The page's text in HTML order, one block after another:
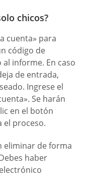
chicos?
cuenta» para
código de
informe. En caso
de entrada,
Ingrese el
Se harán
en el botón
el proceso.
eliminar de forma
haber